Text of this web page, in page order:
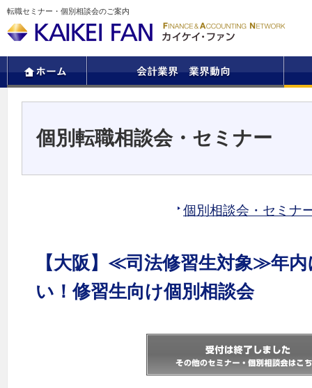
転職セミナー・個別相談会のご案内
個別転職相談会・セミナー
個別相談会・セミナ
【大阪】≪司法修習生対象≫年
い！修習生向け個別相談会